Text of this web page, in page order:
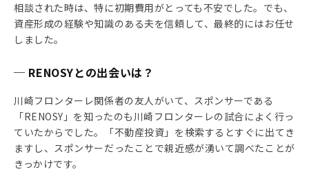
相談された時は、特に初期費用がとっても不安でした。でも、
資産形成の経験や知識のある夫を信頼して、最終的にはお任せ
しました。
─ RENOSYとの出会いは？
川崎フロンターレ関係者の友人がいて、スポンサーである
「RENOSY」を知ったのも川崎フロンターレの試合によく行っ
ていたからでした。「不動産投資」を検索するとすぐに出てき
ますし、スポンサーだったことで親近感が湧いて調べたことが
きっかけです。